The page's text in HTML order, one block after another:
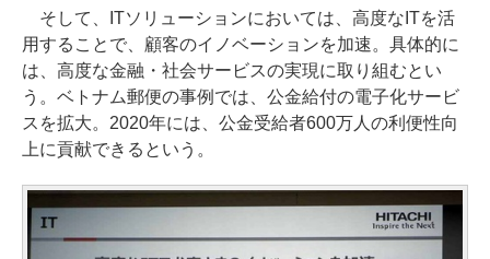
そして、ITソリューションにおいては、高度なITを活
用することで、顧客のイノベーションを加速。具体的に
は、高度な金融・社会サービスの実現に取り組むとい
う。ベトナム郵便の事例では、公金給付の電子化サービ
スを拡大。2020年には、公金受給者600万人の利便性向
上に貢献できるという。